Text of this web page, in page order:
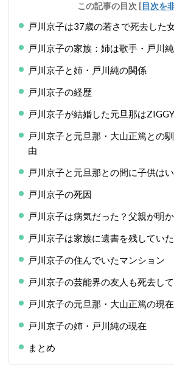
この記事の目次 [目次を
戸川京子は37歳の若さで死去した
戸川京子の家族：姉は歌手・戸川純
戸川京子と姉・戸川純の関係
戸川京子の経歴
戸川京子が結婚した元旦那は
戸川京子と元旦那・大山正篤との
由
戸川京子と元旦那との間に子供は
戸川京子の死因
戸川京子は病気だった？父親が明
戸川京子は家族に遺書を残していた
戸川京子の住んでいたマンション
戸川京子の芸能界の友人も死去し
戸川京子の元旦那・大山正篤の現在
戸川京子の姉・戸川純の現在
まとめ